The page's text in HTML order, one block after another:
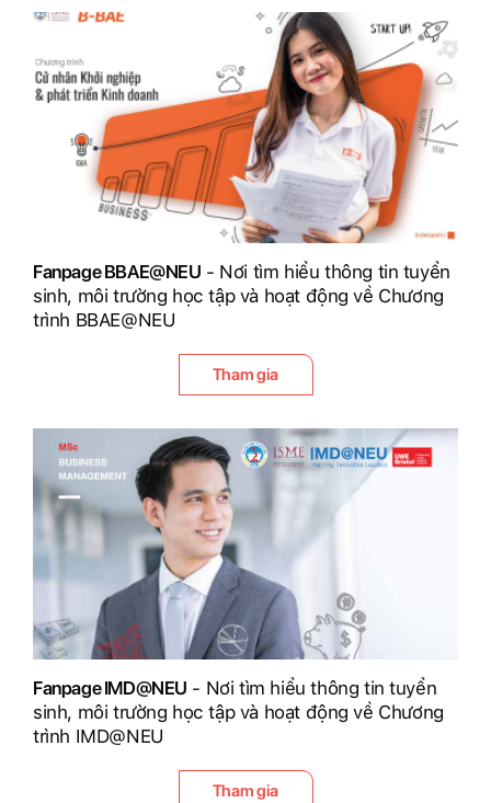
Fanpage BBAE@NEU - Nơi tìm hiểu thông tin tuyển
sinh, môi trường học tập và hoạt động về Chương
trình BBAE@NEU
Tham gia
Fanpage IMD@NEU - Nơi tìm hiểu thông tin tuyển
sinh, môi trường học tập và hoạt động về Chương
trình IMD@NEU
Tham gia